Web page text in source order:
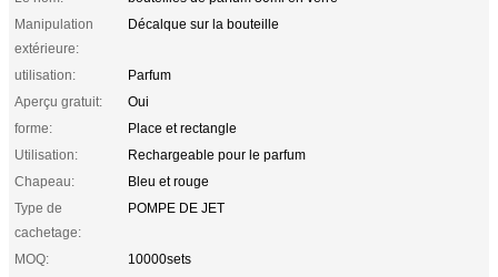
Manipulation
extérieure:
Décalque sur la bouteille
utilisation:
Parfum
Aperçu gratuit:
Oui
forme:
Place et rectangle
Utilisation:
Rechargeable pour le parfum
Chapeau:
Bleu et rouge
Type de
cachetage:
POMPE DE JET
MOQ:
10000sets